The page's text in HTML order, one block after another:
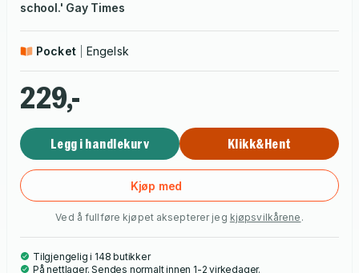
school.' Gay Times
Pocket Engelsk
229,-
Legg i handlekurv Klikk&Hent
Kjøp med
Ved å fullføre kjøpet aksepterer jeg kjøpsvilkårene .
Tilgjengelig i 148 butikker
På nettlager. Sendes normalt innen 1-2 virkedager.